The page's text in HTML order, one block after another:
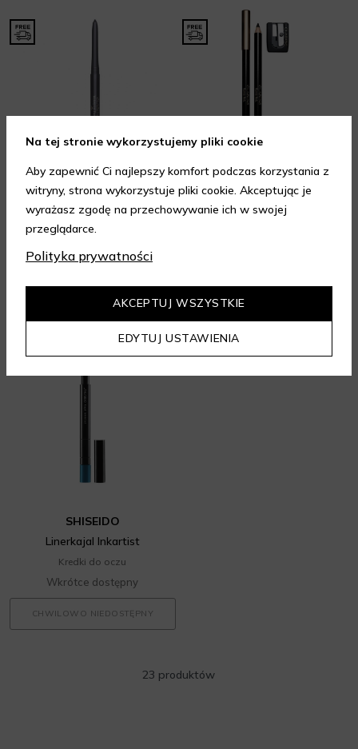
CLARINS
Eye Pencil Waterproof
Kredki do oczu
Wkrótce dostępny
CHWILOWO NIEDOSTĘPNY
CLARINS
Khol Eye Pencil
CHWILOWO NIEDOSTĘPNY
SHISEIDO
Linerkajal Inkartist
Kredki do oczu
Wkrótce dostępny
CHWILOWO NIEDOSTĘPNY
23 produktów
Na tej stronie wykorzystujemy pliki cookie
Aby zapewnić Ci najlepszy komfort podczas korzystania z
witryny, strona wykorzystuje pliki cookie. Akceptując je
wyrażasz zgodę na przechowywanie ich w swojej
przeglądarce.
Polityka prywatności
EDYTUJ USTAWIENIA
AKCEPTUJ WSZYSTKIE